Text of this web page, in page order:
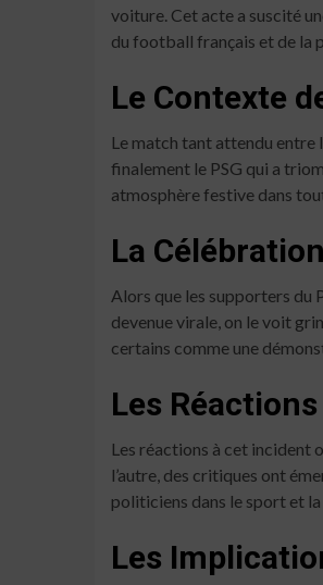
voiture. Cet acte a suscité
du football français et de la
Le Contexte
Le match tant attendu entre
finalement le PSG qui a
atmosphère festive dans
La
Alors que les supporters du
devenue virale, on le voit
certains comme une
Les
Les réactions à cet incident
l’autre, des critiques ont
politiciens dans le sport et
Les